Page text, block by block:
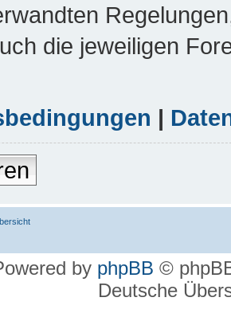
die jeweiligen
|
by phpBB ©
Deutsche